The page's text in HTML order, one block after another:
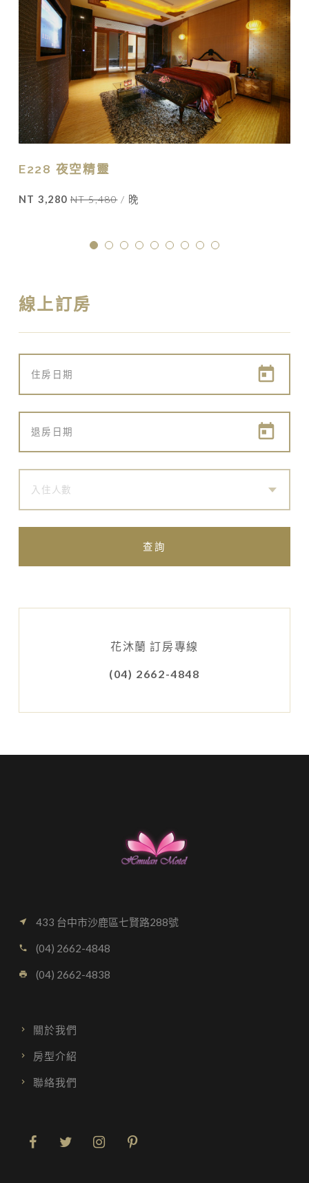
E228 夜空精靈
NT 3,280 NT 5,480 / 晚
線上訂房
入住人數
查詢
花沐蘭 訂房專線
(04) 2662-4848
near_me 433 台中市沙鹿區七賢路288號
call (04) 2662-4848
local_printshop (04) 2662-4838
關於我們
房型介紹
聯絡我們